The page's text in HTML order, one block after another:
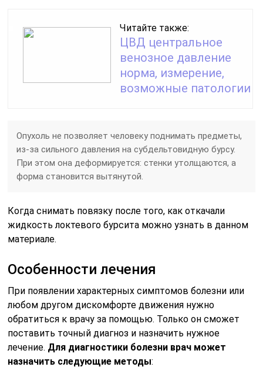
Читайте также:
ЦВД центральное
венозное давление
норма, измерение,
возможные патологии
Опухоль не позволяет человеку поднимать предметы,
из-за сильного давления на субдельтовидную бурсу.
При этом она деформируется: стенки утолщаются, а
форма становится вытянутой.
Когда снимать повязку после того, как откачали
жидкость локтевого бурсита можно узнать в данном
материале.
Особенности лечения
При появлении характерных симптомов болезни или
любом другом дискомфорте движения нужно
обратиться к врачу за помощью. Только он сможет
поставить точный диагноз и назначить нужное
лечение. Для диагностики болезни врач может
назначить следующие методы: